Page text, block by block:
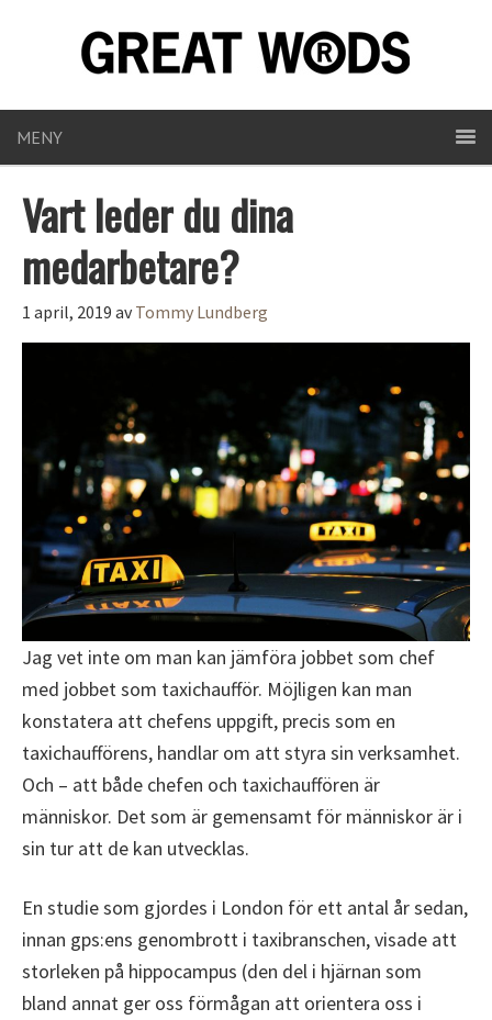
MENY
Vart leder du dina
medarbetare?
1 april, 2019 avTommy Lundberg
Jag vet inte om man kan jämföra jobbet som chef
med jobbet som taxichaufför. Möjligen kan man
konstatera att chefens uppgift, precis som en
taxichaufförens, handlar om att styra sin verksamhet.
Och – att både chefen och taxichauffören är
människor. Det som är gemensamt för människor är i
sin tur att de kan utvecklas.
En studie som gjordes i London för ett antal år sedan,
innan gps:ens genombrott i taxibranschen, visade att
storleken på hippocampus (den del i hjärnan som
bland annat ger oss förmågan att orientera oss i